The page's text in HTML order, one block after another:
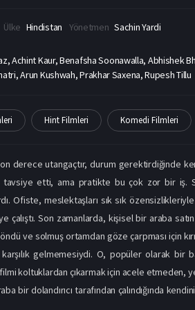
Ülke Hindistan Yönetmen Sachin Yardi
Achint Kaur, Benafsha Soonawalla, Abhishek
Arun Kushwah, Prakhar Saxena, Rupesh Tillu
Hint Filmleri Komedi Filmleri
derece utangaçtır, durum gerektirdiğinde
tavsiye etti, ama pratikte bu çok zor bir iş.
Ofiste, meslektaşları sık sık
çalıştı. Son zamanlarda, kişisel bir araba
ve solmuş ortamdan göze çarpması için
karşılık gelmemesiydi. O, popüler olarak bir
koltuklardan çıkarmak için acele etmeden,
bir dolandırıcı tarafından çalındığında